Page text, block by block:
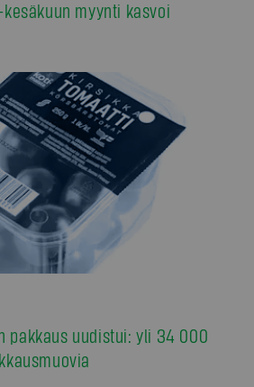
myynti kasvoi
pakkaus uudistui: yli 34 000